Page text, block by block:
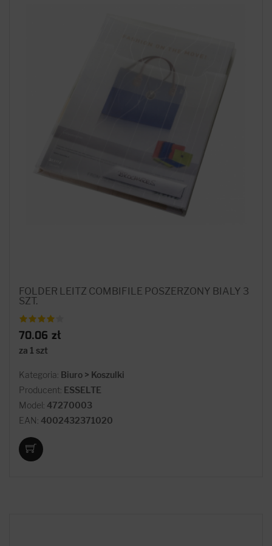
FOLDER LEITZ COMBIFILE POSZERZONY BIALY 3
SZT.
70.06 zł
za 1 szt
Kategoria: Biuro > Koszulki
Producent: ESSELTE
Model: 47270003
EAN: 4002432371020